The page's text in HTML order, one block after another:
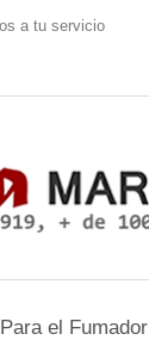
a tu servicio
Para el Fumador